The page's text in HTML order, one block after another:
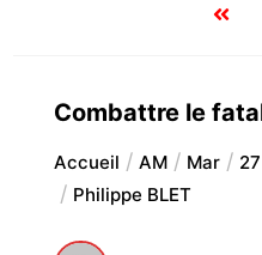
Combattre le
Accueil AM Mar 27
Philippe BLET